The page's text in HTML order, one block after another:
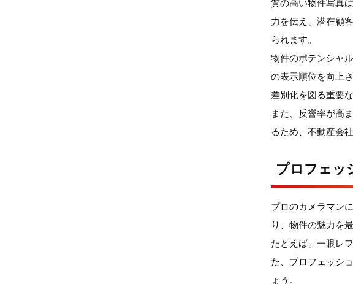
質の高い物件写真
力を伝え、潜在顧
られます。
物件のポテンシャ
の表示順位を向上
差別化を図る重要
また、反響率が高
るため、不動産会
プロフェッ
プロのカメラマン
り、物件の魅力を
たとえば、一眼レ
た、プロフェッシ
ょう。